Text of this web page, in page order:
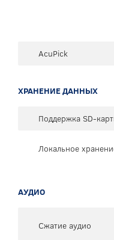
AcuPick
ХРАНЕНИЕ ДАННЫХ
Поддержка SD-
Локальное
АУДИО
Сжатие аудио